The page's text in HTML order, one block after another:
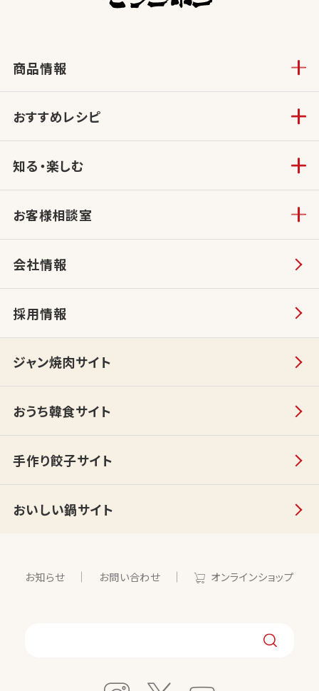
商品情報
おすすめレシピ
知る・楽しむ
お客様相談室
会社情報
採用情報
ジャン焼肉サイト
おうち韓食サイト
手作り餃子サイト
おいしい鍋サイト
お知らせ お問い合わせ オンラインショップ